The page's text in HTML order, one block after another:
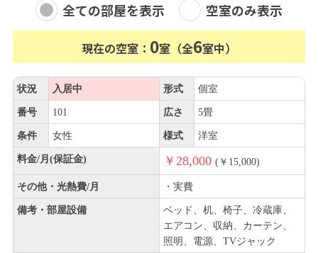
全ての部屋を表示 空室のみ表示
現在の空室： 0室（全6室中）
状況 入居中 形式 個室
番号 101 広さ 5畳
条件 女性 様式 洋室
料金/月(保証金) ￥28,000 (￥15,000)
その他・光熱費/月 ・実費
備考・部屋設備
ベッド、机、椅子、冷蔵庫、
エアコン、収納、カーテン、
照明、電源、TVジャック